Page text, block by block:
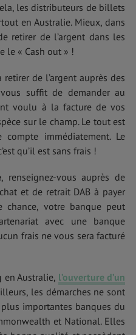
les distributeurs de billets
en Australie. Mieux, dans
retirer de l’argent dans les
le « Cash out » !
de l’argent auprès des
suffit de demander au
voulu à la facture de vos
sur le champ. Le tout est
immédiatement. Le
qu’il est sans frais !
, renseignez-vous auprès de
et de retrait DAB à payer
chance, votre banque peut
avec une banque
frais ne vous sera facturé
Australie, l’ouverture d’un
les démarches ne sont
importantes banques du
et National. Elles